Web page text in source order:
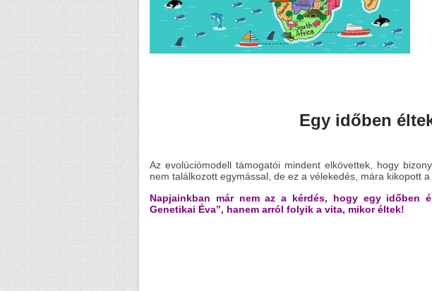
Egy időben
Az evolúciómodell támogatói mindent elkövettek, hogy
nem találkozott egymással, de ez a vélekedés, mára kikopott a
Napjainkban már nem az a kérdés, hogy egy időben
Genetikai Éva”, hanem arról folyik a vita, mikor éltek!